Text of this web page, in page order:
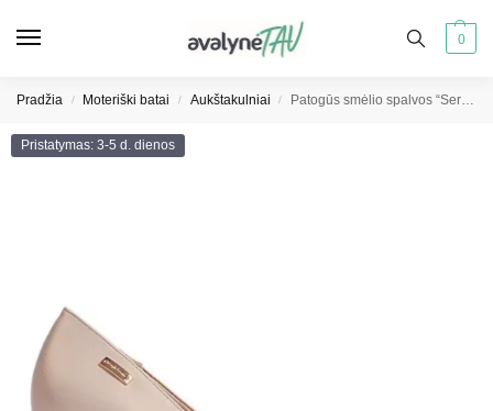
0
Pradžia / Moteriški batai / Aukštakulniai / Patogūs smėlio spalvos “Sergio Leone” moteriški bateliai
Pristatymas: 3-5 d. dienos